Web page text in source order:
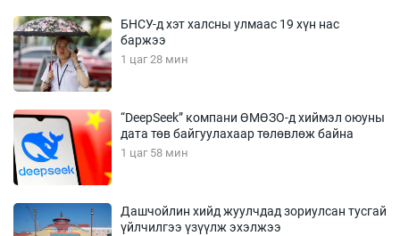
БНСУ-д хэт халсны улмаас 19 хүн нас
баржээ
1 цаг 28 мин
“DeepSeek” компани ӨМӨЗО-д хиймэл оюуны
дата төв байгуулахаар төлөвлөж байна
1 цаг 58 мин
Дашчойлин хийд жуулчдад зориулсан тусгай
үйлчилгээ үзүүлж эхэлжээ